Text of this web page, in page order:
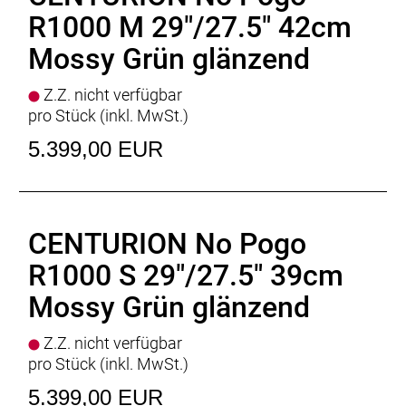
Vorbau: PROCRAFT Trail Pro 35
Steuersatz: ACROS AZX block-lock
Griffe: PROCRAFT STANDARD ESSENTIAL
: PROCRAFT E-Pro II
Sattelstütze: PROCRAFT Drop Pro
seSattelklemmet_clamp
Kurbelsatz: CENTURION R Pro II Gen4
Kette: SHIMANO CN-LG500
Rücklicht
: CENTURION Halo Mini
Motor : BOSCH Performance Line CX
Batterie: BOSCH PowerTube 800Wh
Batteriekapazität: 800Wh
: BOSCH Purion 400, BOSCH Mini Remote
Ladegerät: BOSCH Standard Charger * 4 Ampere
Empfehlung Mindest Körpergrösse
Empfehlung Maximal Körpergrösse
R1000 M 29"/27.5" 42cm
Mossy Grün glänzend
Z.Z. nicht verfügbar
pro Stück (inkl. MwSt.)
5.399,00 EUR
CENTURION No Pogo
R1000 S 29"/27.5" 39cm
Mossy Grün glänzend
Z.Z. nicht verfügbar
pro Stück (inkl. MwSt.)
5.399,00 EUR